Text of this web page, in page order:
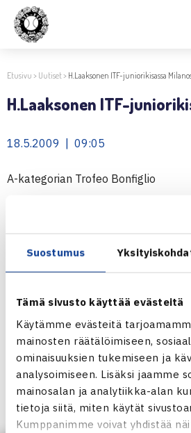
Suostumus
Tämä sivusto käyttää evästeitä
Käytämme evästeitä
mainosten räätälöimiseen,
ominaisuuksien tukemiseen ja
analysoimiseen. Lisäksi jaamme
mainosalan ja analytiikka-alan
tietoja siitä, miten käytät
Kumppanimme voivat yhdistää
Etusivu > Uutiset> H.Laaksonen ITF-juniorikisassa
H.Laaksonen ITF-
18.5.2009 | 09:05
A-kategorian Trofeo Bonfiglio
(ITF 44) kohtaa
Samuel Weissbornin (ITF 59)
pistekilpailussa, Trofeo
Jaa:
← Edellinen
Seuraava uutinen: